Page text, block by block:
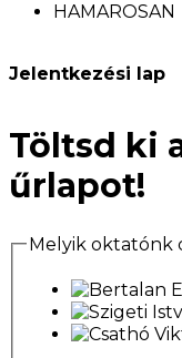
HAMAROSAN
Jelentkezési lap
Töltsd ki
űrlapot!
Melyik oktatónk